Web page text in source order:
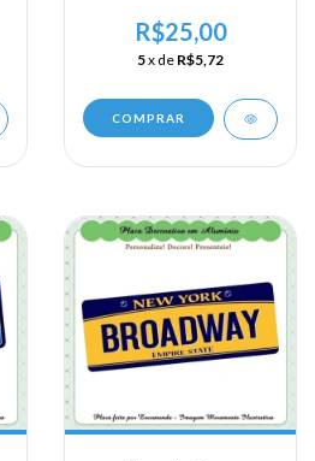
New York - Albany
R$25,00
5x de R$5,72
COMPRAR